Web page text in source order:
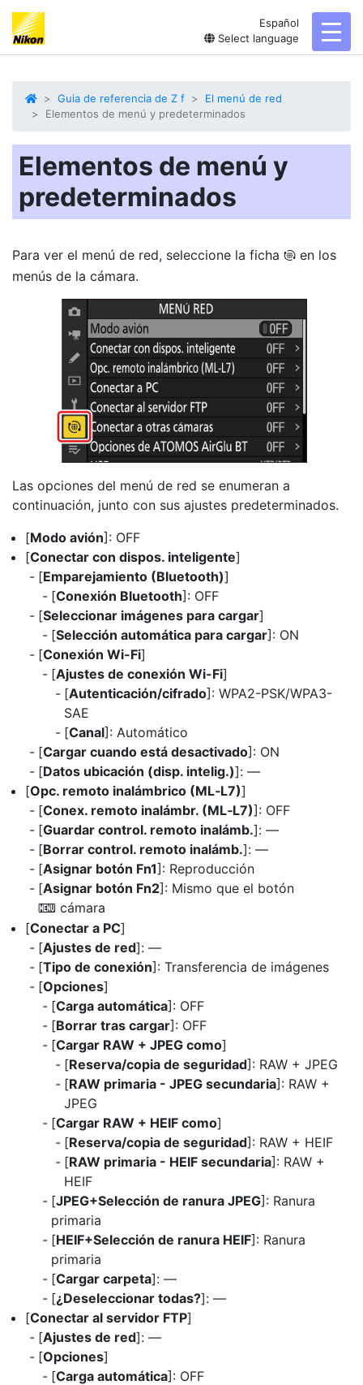
Español
Select language
Guia de referencia de Z f
El menú de red
Elementos de menú y predeterminados
Elementos de menú y
predeterminados
Para ver el menú de red, seleccione la ficha F en los
menús de la cámara.
Las opciones del menú de red se enumeran a
continuación, junto con sus ajustes predeterminados.
[Modo avión]: OFF
[Conectar con dispos. inteligente]
[Emparejamiento (Bluetooth)]
[Conexión Bluetooth]: OFF
[Seleccionar imágenes para cargar]
[Selección automática para cargar]: ON
[Conexión Wi-Fi]
[Ajustes de conexión Wi-Fi]
[Autenticación/cifrado]: WPA2-PSK/WPA3-
SAE
[Canal]: Automático
[Cargar cuando está desactivado]: ON
[Datos ubicación (disp. intelig.)]: —
[Opc. remoto inalámbrico (ML‑L7)]
[Conex. remoto inalámbr. (ML‑L7)]: OFF
[Guardar control. remoto inalámb.]: —
[Borrar control. remoto inalámb.]: —
[Asignar botón Fn1]: Reproducción
[Asignar botón Fn2]: Mismo que el botón
y cámara
[Conectar a PC]
[Ajustes de red]: —
[Tipo de conexión]: Transferencia de imágenes
[Opciones]
[Carga automática]: OFF
[Borrar tras cargar]: OFF
[Cargar RAW + JPEG como]
[Reserva/copia de seguridad]: RAW + JPEG
[RAW primaria - JPEG secundaria]: RAW +
JPEG
[Cargar RAW + HEIF como]
[Reserva/copia de seguridad]: RAW + HEIF
[RAW primaria - HEIF secundaria]: RAW +
HEIF
[JPEG+Selección de ranura JPEG]: Ranura
primaria
[HEIF+Selección de ranura HEIF]: Ranura
primaria
[Cargar carpeta]: —
[¿Deseleccionar todas?]: —
[Conectar al servidor FTP]
[Ajustes de red]: —
[Opciones]
[Carga automática]: OFF